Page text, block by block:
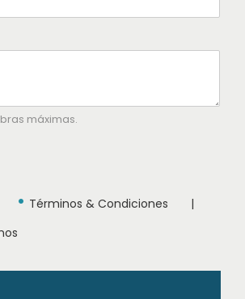
máximas.
• Términos & Condiciones |